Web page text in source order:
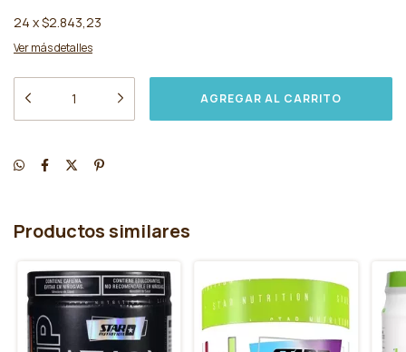
24 x$2.843,23
Ver más detalles
Productos similares